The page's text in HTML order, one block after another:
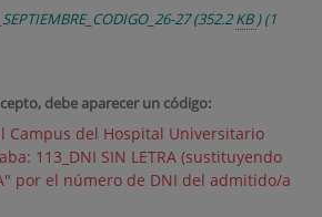
27(352.2KB)(1
, debe aparecer un código:
Campus del Hospital Universitario
113_DNI SIN LETRA (sustituyendo
por el número de DNI del admitido/a